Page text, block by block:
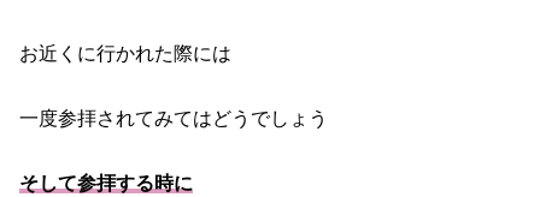
お近くに行かれた際には
一度参拝されてみてはどうでしょう
そして参拝する時に